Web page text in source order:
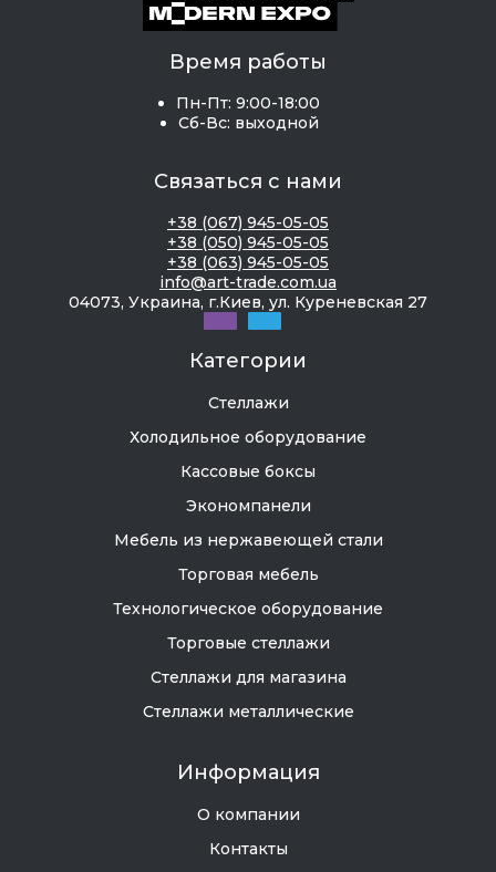
Время работы
Пн-Пт: 9:00-18:00
Сб-Вс: выходной
Связаться с нами
+38 (067) 945-05-05
+38 (050) 945-05-05
+38 (063) 945-05-05
info@art-trade.com.ua
04073, Украина, г.Киев, ул. Куреневская 27
Категории
Стеллажи
Холодильное оборудование
Кассовые боксы
Экономпанели
Мебель из нержавеющей стали
Торговая мебель
Технологическое оборудование
Торговые стеллажи
Стеллажи для магазина
Стеллажи металлические
Информация
О компании
Контакты